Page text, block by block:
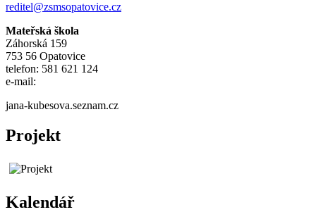
reditel@zsmsopatovice.cz
Mateřská škola
Záhorská 159
753 56 Opatovice
telefon: 581 621 124
e-mail:
jana-kubesova.seznam.cz
Projekt
Kalendář